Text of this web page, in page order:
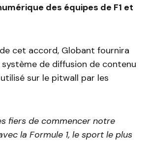
des équipes de F1 et
cet accord, Globant fournira
de diffusion de contenu
sur le pitwall par les
fiers de commencer notre
la Formule 1, le sport le plus